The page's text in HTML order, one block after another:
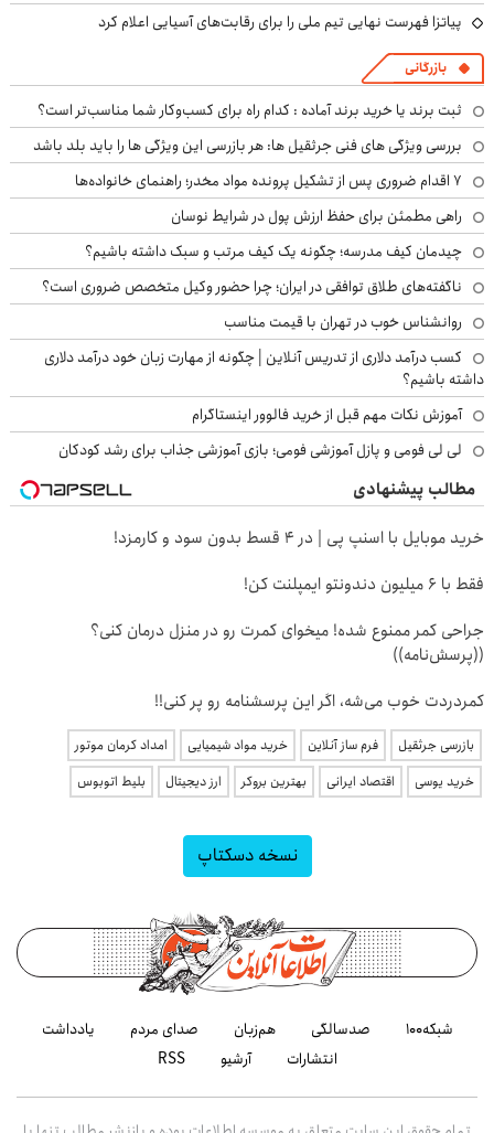
پیاتزا فهرست نهایی تیم ملی را برای رقابت‌های آسیایی اعلام کرد
بازرگانی
ثبت برند یا خرید برند آماده : کدام راه برای کسب‌وکار شما مناسب‌تر است؟
بررسی ویژگی های فنی جرثقیل ها: هر بازرسی این ویژگی ها را باید بلد باشد
۷ اقدام ضروری پس از تشکیل پرونده مواد مخدر؛ راهنمای خانواده‌ها
راهی مطمئن برای حفظ ارزش پول در شرایط نوسان
چیدمان کیف مدرسه؛ چگونه یک کیف مرتب و سبک داشته باشیم؟
ناگفته‌های طلاق توافقی در ایران؛ چرا حضور وکیل متخصص ضروری است؟
روانشناس خوب در تهران با قیمت مناسب
کسب درآمد دلاری از تدریس آنلاین | چگونه از مهارت زبان خود درآمد دلاری
داشته باشیم؟
آموزش نکات مهم قبل از خرید فالوور اینستاگرام
لی لی فومی و پازل آموزشی فومی؛ بازی آموزشی جذاب برای رشد کودکان
مطالب پیشنهادی
خرید موبایل با اسنپ پی | در ۴ قسط بدون سود و کارمزد!
فقط با 6 میلیون دندونتو ایمپلنت کن!
جراحی کمر ممنوع شده! میخوای کمرت رو در منزل درمان کنی؟
((پرسش‌نامه))
کمردردت خوب می‌شه، اگر این پرسشنامه رو پر کنی!!
بازرسی جرثقیل فرم ساز آنلاین خرید مواد شیمیایی
امداد کرمان موتور
خرید یوسی
اقتصاد ایرانی بهترین بروکر ارز دیجیتال بلیط اتوبوس
نسخه دسکتاپ
شبکه۱۰۰ صدسالگی هم‌زبان صدای مردم
یادداشت
انتشارات
آرشیو RSS